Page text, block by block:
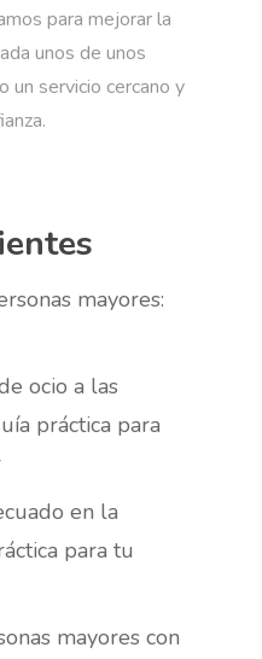
para mejorar la
unos de unos
un servicio cercano y
mayores:
ocio a las
práctica para
en la
para tu
mayores con